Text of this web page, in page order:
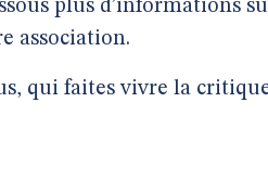
plus d’informations
association.
qui faites vivre la